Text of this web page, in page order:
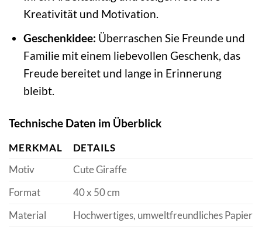
Kreativität und Motivation.
Geschenkidee: Überraschen Sie Freunde und
Familie mit einem liebevollen Geschenk, das
Freude bereitet und lange in Erinnerung
bleibt.
Technische Daten im Überblick
MERKMAL
DETAILS
Motiv
Cute Giraffe
Format
40 x 50 cm
Material
Hochwertiges, umweltfreundliches Papier